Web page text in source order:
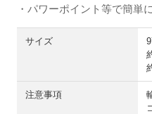
・パワーポイント等で簡単
サイズ
注意事項